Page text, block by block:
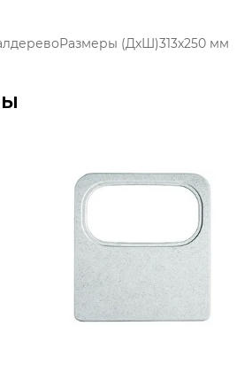
(ДхШ)313x250 мм